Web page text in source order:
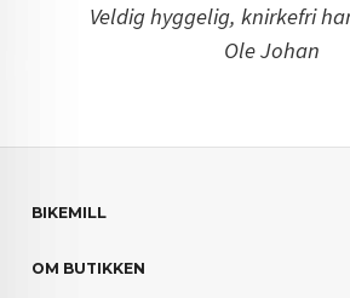
Veldig hyggelig, knirkefri
Ole Johan
BIKEMILL
OM BUTIKKEN